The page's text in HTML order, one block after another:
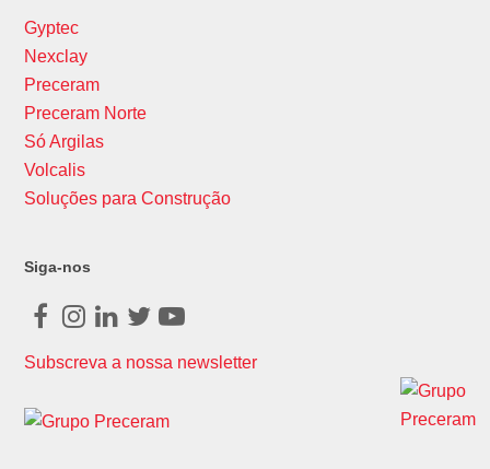
Gyptec
Nexclay
Preceram
Preceram Norte
Só Argilas
Volcalis
Soluções para Construção
Siga-nos
Facebook
Instagram
LinkedIn
TwitterYoutube
Subscreva a nossa newsletter